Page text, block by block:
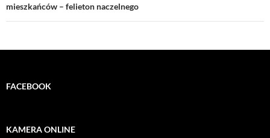
mieszkańców – felieton naczelnego
FACEBOOK
KAMERA ONLINE